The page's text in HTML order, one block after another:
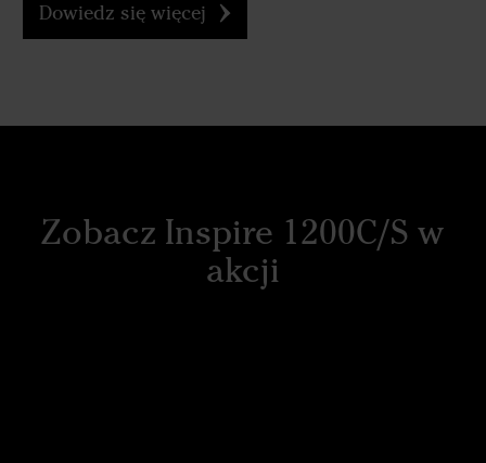
Dowiedz się więcej
Zobacz Inspire 1200C/S w
akcji